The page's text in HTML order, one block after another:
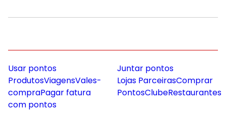
Usar pontos
ProdutosViagensVales-
compraPagar fatura
com pontos
Juntar pontos
Lojas ParceirasComprar
PontosClubeRestaurantes